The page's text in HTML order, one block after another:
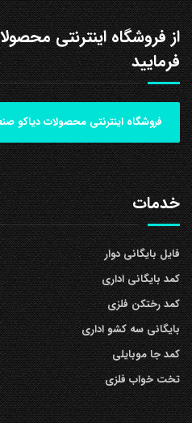
از فروشگاه اینترنتی
فرمایید
فروشگاه اینترنتی محصولات دیاکو
خدمات
فایل بایگانی دوار
کمد بایگانی اداری
کمد رختکن فلزی
بایگانی سه کشو اداری
کمد جا موبایلی
تخت خواب فلزی